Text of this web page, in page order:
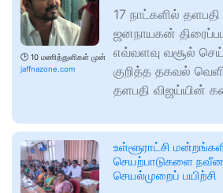
🕑 10 மணித்துளிகள் முன்
jaffnazone.com
17 நாட்களில்
ஜனநாயகன்
எவ்வளவு வசூல்
குறித்த தகவல்
தளபதி விஜய்யின்
உள்ளூராட்சி
செயற்பாடுகளை
செயல்முறைப் பயிற்சி